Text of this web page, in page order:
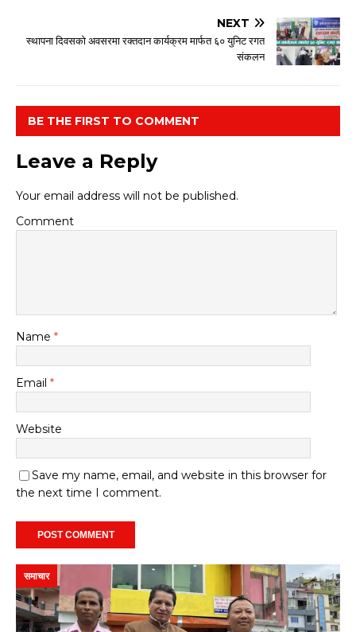
NEXT
स्थापना दिवसको अवसरमा रक्तदान कार्यक्रम मार्फत ६० युनिट रगत
संकलन
BE THE FIRST TO COMMENT
Leave a Reply
Your email address will not be published.
Comment
Name *
Email *
Website
Save my name, email, and website in this browser for
the next time I comment.
समाचार